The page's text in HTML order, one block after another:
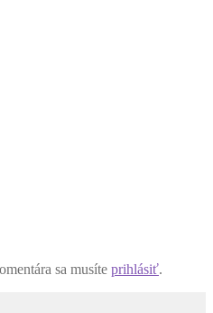
sa musíte prihlásiť.